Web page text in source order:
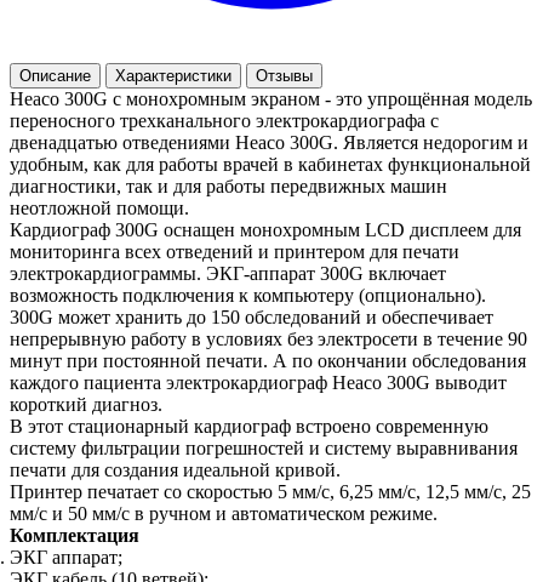
Описание Характеристики Отзывы
Heaco 300G с монохромным экраном - это упрощённая модель
переносного трехканального электрокардиографа с
двенадцатью отведениями Heaco 300G. Является недорогим и
удобным, как для работы врачей в кабинетах функциональной
диагностики, так и для работы передвижных машин
неотложной помощи.
Кардиограф 300G оснащен монохромным LCD дисплеем для
мониторинга всех отведений и принтером для печати
электрокардиограммы. ЭКГ-аппарат 300G включает
возможность подключения к компьютеру (опционально).
300G может хранить до 150 обследований и обеспечивает
непрерывную работу в условиях без электросети в течение 90
минут при постоянной печати. А по окончании обследования
каждого пациента электрокардиограф Heaco 300G выводит
короткий диагноз.
В этот стационарный кардиограф встроено современную
систему фильтрации погрешностей и систему выравнивания
печати для создания идеальной кривой.
Принтер печатает со скоростью 5 мм/с, 6,25 мм/с, 12,5 мм/с, 25
мм/с и 50 мм/с в ручном и автоматическом режиме.
Комплектация
ЭКГ аппарат;